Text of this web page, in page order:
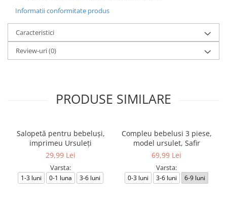
Informatii conformitate produs
Caracteristici
Review-uri(0)
PRODUSE SIMILARE
Salopetă pentru bebeluși,
imprimeu Ursuleți
29,99 Lei
Varsta:
1-3 luni 0-1 luna 3-6 luni
Compleu bebelusi 3 piese,
model ursulet, Safir
69,99 Lei
Varsta:
0-3 luni 3-6 luni 6-9 luni